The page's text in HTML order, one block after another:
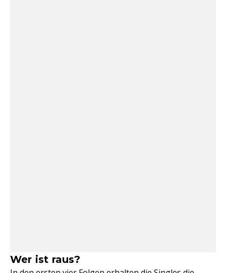
Wer ist raus?